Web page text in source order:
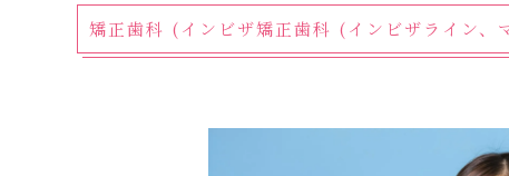
矯正歯科 (インビザ矯正歯科 (インビザライン、